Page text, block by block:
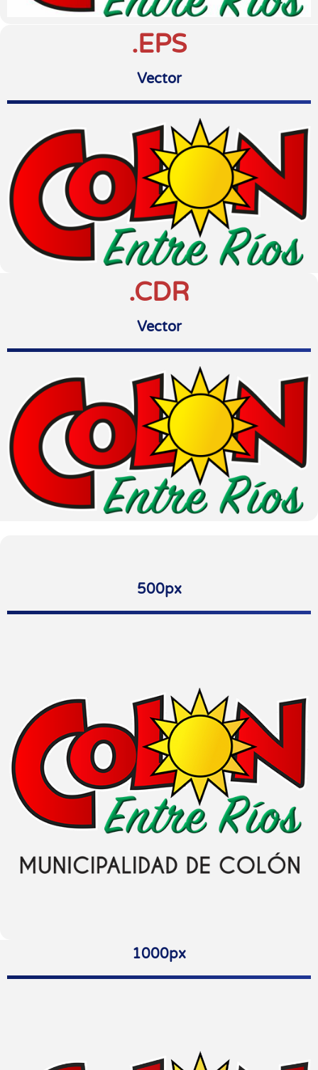
.EPS
Vector
.CDR
Vector
500px
1000px